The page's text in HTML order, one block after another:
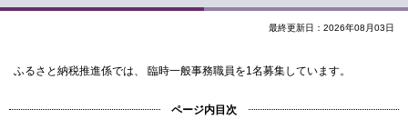
へ
報
最終更新日：2026年08月03日
ふるさと納税推進係では、 臨時一般事務職員を1名募集しています。
ページ内目次